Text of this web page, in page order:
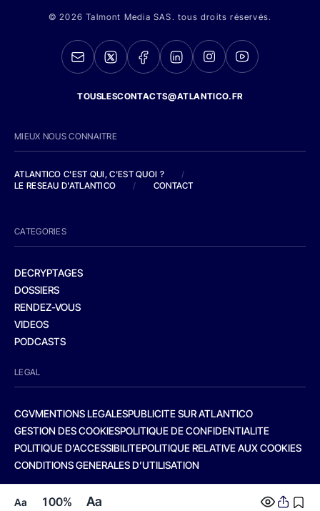
Aa 100% Aa
© 2026 Talmont Media SAS. tous droits réservés.
TOUSLESCONTACTS@ATLANTICO.FR
MIEUX NOUS CONNAITRE
ATLANTICO C'EST QUI, C'EST QUOI ?
/
LE RESEAU D'ATLANTICO
/ CONTACT
CATEGORIES
DECRYPTAGES
DOSSIERS
RENDEZ-VOUS
VIDEOS
PODCASTS
LEGAL
CGVMENTIONS LEGALESPUBLICITE SUR ATLANTICO
GESTION DES COOKIESPOLITIQUE DE CONFIDENTIALITE
POLITIQUE D’ACCESSIBILITEPOLITIQUE RELATIVE AUX COOKIES
CONDITIONS GENERALES D’UTILISATION